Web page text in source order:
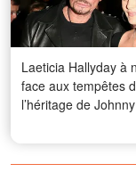
Laeticia Hallyday à
face aux tempêtes
l’héritage de Johnny